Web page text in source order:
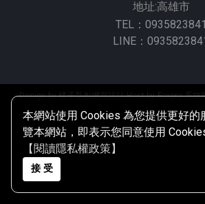
本網站使用 Cookies 為您提供更好的
覽本網站，即表示您同意使用 Cookies
【閱讀隱私權政策】
接 受
地址:高雄市
TEL：0935823841
LINE：
Design by 橘子新創網頁設計Host by Foxpro 系統